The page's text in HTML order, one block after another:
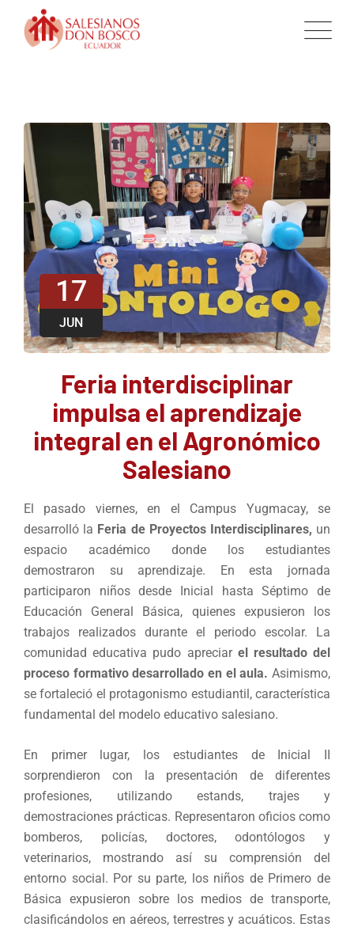
17
JUN
Feria interdisciplinar
impulsa el aprendizaje
integral en el Agronómico
Salesiano
El pasado viernes, en el Campus Yugmacay, se
desarrolló la Feria de Proyectos Interdisciplinares, un
espacio académico donde los estudiantes
demostraron su aprendizaje. En esta jornada
participaron niños desde Inicial hasta Séptimo de
Educación General Básica, quienes expusieron los
trabajos realizados durante el periodo escolar. La
comunidad educativa pudo apreciar el resultado del
proceso formativo desarrollado en el aula. Asimismo,
se fortaleció el protagonismo estudiantil, característica
fundamental del modelo educativo salesiano.
En primer lugar, los estudiantes de Inicial II
sorprendieron con la presentación de diferentes
profesiones, utilizando estands, trajes y
demostraciones prácticas. Representaron oficios como
bomberos, policías, doctores, odontólogos y
veterinarios, mostrando así su comprensión del
entorno social. Por su parte, los niños de Primero de
Básica expusieron sobre los medios de transporte,
clasificándolos en aéreos, terrestres y acuáticos. Estas